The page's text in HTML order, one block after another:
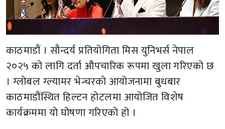
काठमाडौं । सौन्दर्य प्रतियोगिता मिस युनिभर्स नेपाल
२०२५ को लागि दर्ता औपचारिक रूपमा खुला गरिएको छ
। ग्लोबल ग्ल्यामर भेन्चरको आयोजनामा बुधबार
काठमाडौंस्थित हिल्टन होटलमा आयोजित विशेष
कार्यक्रममा यो घोषणा गरिएको हो ।